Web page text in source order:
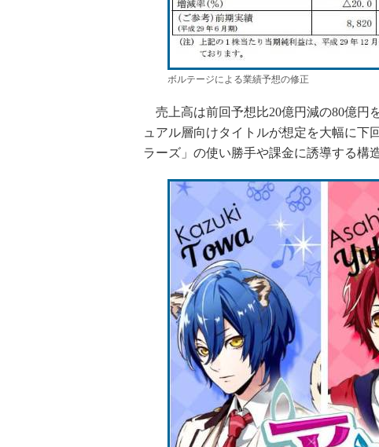
ボルテージによる業績予想の修正
売上高は前回予想比20億円減の80億円
ュアル層向けタイトルが想定を大幅に下
ラーズ」の使い勝手や課金に誘導する構